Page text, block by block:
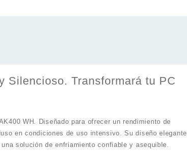
Silencioso. Transformará tu PC
WH. Diseñado para ofrecer un rendimiento de
en condiciones de uso intensivo. Su diseño elegante
solución de enfriamiento confiable y asequible.